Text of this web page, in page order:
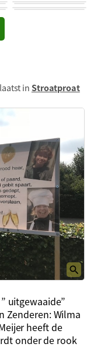
inStroatproat
uitgewaaide”
Zenderen: Wilma
heeft de
onder de rook